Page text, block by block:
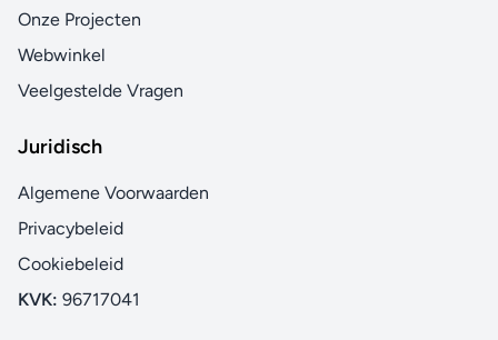
Onze Projecten
Webwinkel
Veelgestelde Vragen
Juridisch
Algemene Voorwaarden
Privacybeleid
Cookiebeleid
KVK: 96717041